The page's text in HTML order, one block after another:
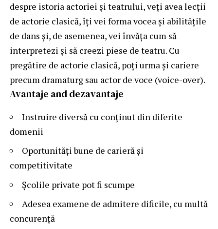
despre istoria actoriei și teatrului, veți avea lecții
de actorie clasică, îți vei forma vocea și abilitățile
de dans și, de asemenea, vei învăța cum să
interpretezi și să creezi piese de teatru. Cu
pregătire de actorie clasică, poți urma și cariere
precum dramaturg sau actor de voce (voice-over).
Avantaje and dezavantaje
Instruire diversă cu conținut din diferite
domenii
Oportunități bune de carieră și
competitivitate
Școlile private pot fi scumpe
Adesea examene de admitere dificile, cu multă
concurență